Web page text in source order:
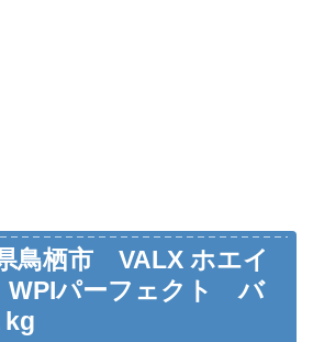
鳥栖市 VALX ホエイ
パーフェクト バ